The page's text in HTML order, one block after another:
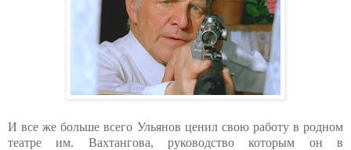
И все же больше всего Ульянов ценил свою работу в родном
театре им. Вахтангова, руководство которым он в